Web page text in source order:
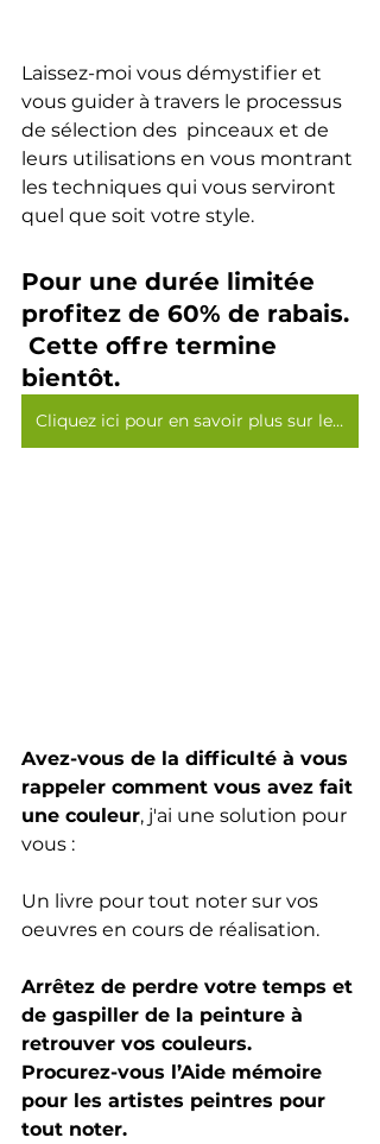
Laissez-moi vous démystifier et
vous guider à travers le processus
de sélection des  pinceaux et de
leurs utilisations en vous montrant
les techniques qui vous serviront
quel que soit votre style.
Pour une durée limitée
profitez de 60% de rabais.
Cette offre termine
bientôt.
Cliquez ici pour en savoir plus sur les pinceaux >>>
Avez-vous de la difficulté à vous
rappeler comment vous avez fait
une couleur, j'ai une solution pour
vous :
Un livre pour tout noter sur vos
oeuvres en cours de réalisation.
Arrêtez de perdre votre temps et
de gaspiller de la peinture à
retrouver vos couleurs.
Procurez-vous l’Aide mémoire
pour les artistes peintres pour
tout noter.